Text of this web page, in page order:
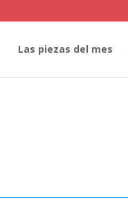
Las piezas del mes